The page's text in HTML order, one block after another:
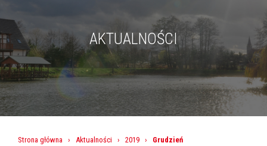
AKTUALNOŚCI
Strona główna › Aktualności › 2019 › Grudzień